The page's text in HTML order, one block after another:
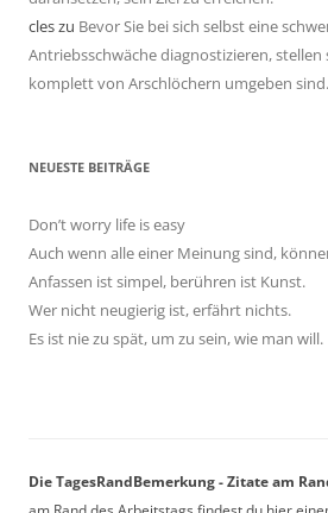
cleszu Bevor Sie bei sich selbst eine
Antriebsschwäche diagnostizieren, stellen
komplett von Arschlöchern umgeben sind.
NEUESTE BEITRÄGE
Don’t worry life is easy
Auch wenn alle einer Meinung sind,
Anfassen ist simpel, berühren ist Kunst.
Wer nicht neugierig ist, erfährt nichts.
Es ist nie zu spät, um zu sein, wie man will.
Die TagesRandBemerkung - Zitate am